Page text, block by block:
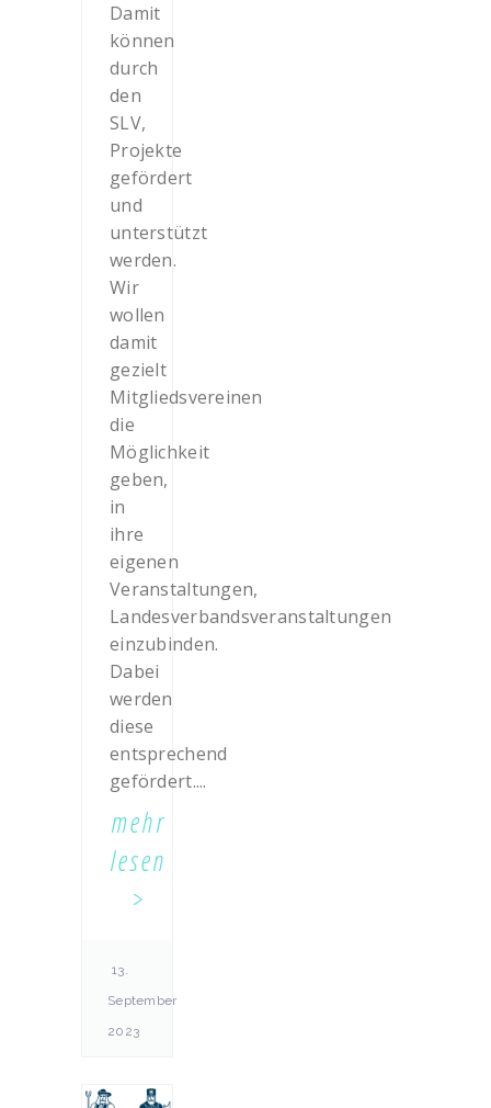
Damit
können
durch
den
SLV,
Projekte
gefördert
und
unterstützt
werden.
Wir
wollen
damit
gezielt
Mitgliedsvereinen
die
Möglichkeit
geben,
in
ihre
eigenen
Veranstaltungen,
Landesverbandsveranstaltungen
einzubinden.
Dabei
werden
diese
entsprechend
gefördert....
mehr
lesen
13.
September
2023